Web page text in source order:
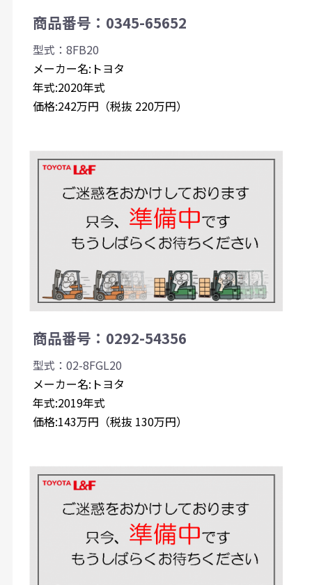
商品番号：0345-65652
型式：8FB20
メーカー名:トヨタ
年式:2020年式
価格:242万円（税抜 220万円）
商品番号：0292-54356
型式：02-8FGL20
メーカー名:トヨタ
年式:2019年式
価格:143万円（税抜 130万円）